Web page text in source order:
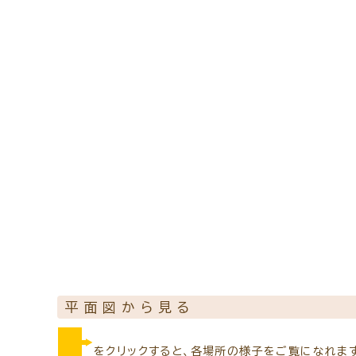
平面図から見る
をクリックすると、各場所の様子をご覧になれます